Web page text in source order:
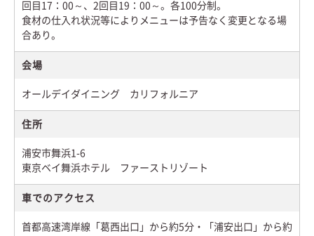
回目17：00～、2回目19：00～。各100分制。
食材の仕入れ状況等によりメニューは予告なく変更となる場
合あり。
会場
オールデイダイニング カリフォルニア
住所
浦安市舞浜1-6
東京ベイ舞浜ホテル ファーストリゾート
車でのアクセス
首都高速湾岸線「葛西出口」から約5分・「浦安出口」から約